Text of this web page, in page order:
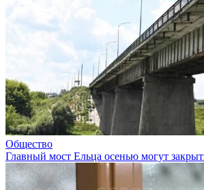
Общество
Главный мост Ельца осенью могут